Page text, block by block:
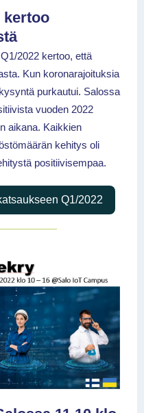
kertoo
2022 kertoo, että
Kun koronarajoituksia
purkautui. Salossa
vuoden 2022
aikana. Kaikkien
kehitys oli
positiivisempaa.
Q1/2022